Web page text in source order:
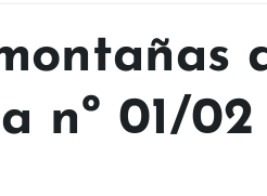
nº 01/02